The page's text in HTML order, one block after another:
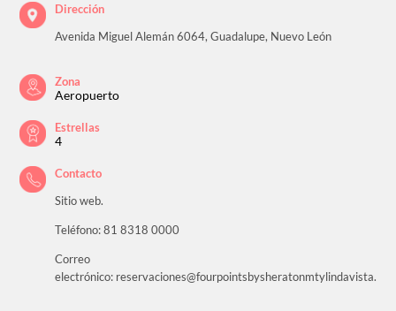
Dirección
Avenida Miguel Alemán 6064, Guadalupe, Nuevo León
Zona
Aeropuerto
Estrellas
4
Contacto
Sitio web.
Teléfono: 81 8318 0000
Correo
electrónico: